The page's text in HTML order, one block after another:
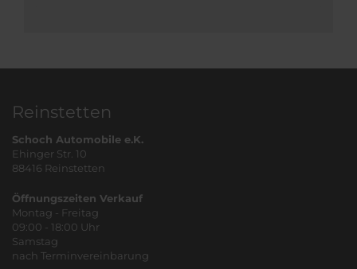
Reinstetten
Schoch Automobile e.K.
Ehinger Str. 10
88416 Reinstetten
Öffnungszeiten Verkauf
Montag - Freitag
09:00 - 18:00 Uhr
Samstag
nach Terminvereinbarung